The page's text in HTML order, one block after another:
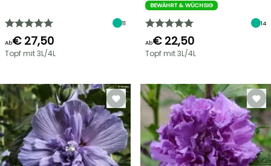
11
Ab€ 27,50
Topf mit 3L/4L
BEWÄHRT & WÜCHSIG
14
Ab€ 22,50
Topf mit 3L/4L